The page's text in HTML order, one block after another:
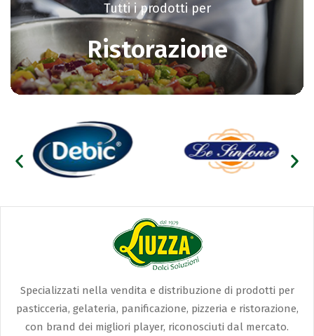
Tutti i prodotti per
Ristorazione
Specializzati nella vendita e distribuzione di prodotti per
pasticceria, gelateria, panificazione, pizzeria e ristorazione,
con brand dei migliori player, riconosciuti dal mercato.